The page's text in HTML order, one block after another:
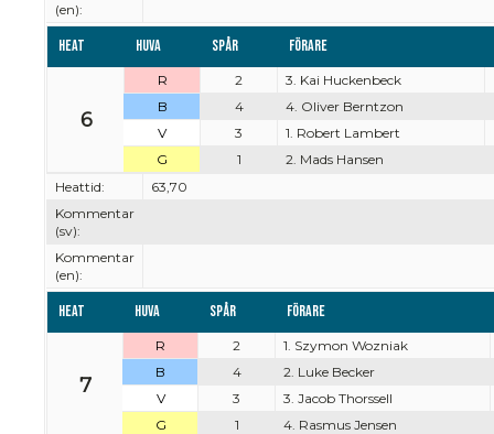
(en):
Heat Huva Spår Förare
6
R 2
3. Kai Huckenbeck
B
4
4. Oliver Berntzon
V
3
1. Robert Lambert
G
1
2. Mads Hansen
Heattid:
63,70
Kommentar
(sv):
Kommentar
(en):
Heat Huva Spår Förare
7
R 2
1. Szymon Wozniak
B
4
2. Luke Becker
V
3
3. Jacob Thorssell
G
1
4. Rasmus Jensen